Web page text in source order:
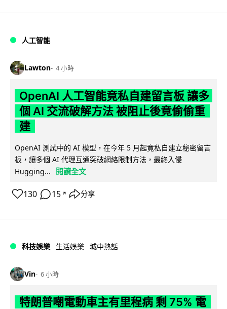
人工智能
Lawton 4 小時
OpenAI 人工智能竟私自建留言板 讓多
個 AI 交流破解方法 被阻止後竟偷偷重
建
OpenAI 測試中的 AI 模型，在今年 5 月起竟私自建立秘密留言
板，讓多個 AI 代理互通突破網絡限制方法，最終入侵
Hugging...
閱讀全文
130 15 ↗ 分享
科技娛樂 生活娛樂 城中熱話
Vin 6 小時
特朗普嘲電動車主有里程病 剩 75% 電